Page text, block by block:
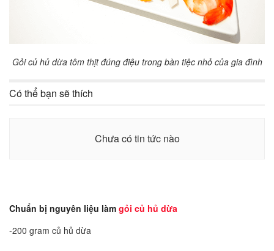
Gỏi củ hủ dừa tôm thịt đúng điệu trong bàn tiệc nhỏ của gia đình
Có thể bạn sẽ thích
Chưa có tin tức nào
Chuẩn bị nguyên liệu làm gỏi củ hủ dừa
-200 gram củ hủ dừa